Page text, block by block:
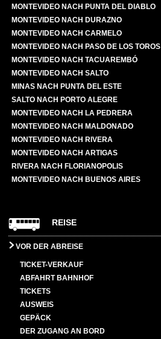
MONTEVIDEO NACH PUNTA DEL DIABLO
MONTEVIDEO NACH DURAZNO
MONTEVIDEO NACH CARMELO
MONTEVIDEO NACH PASO DE LOS TOROS
MONTEVIDEO NACH TACUAREMBÓ
MONTEVIDEO NACH SALTO
MINAS NACH PUNTA DEL ESTE
SALTO NACH PORTO ALEGRE
MONTEVIDEO NACH LA PEDRERA
MONTEVIDEO NACH MALDONADO
MONTEVIDEO NACH RIVERA
MONTEVIDEO NACH ARTIGAS
RIVERA NACH FLORIANOPOLIS
MONTEVIDEO NACH BUENOS AIRES
REISE
VOR DER ABREISE
TICKET-VERKAUF
ABFAHRT BAHNHOF
TICKETS
AUSWEIS
GEPÄCK
DER ZUGANG AN BORD